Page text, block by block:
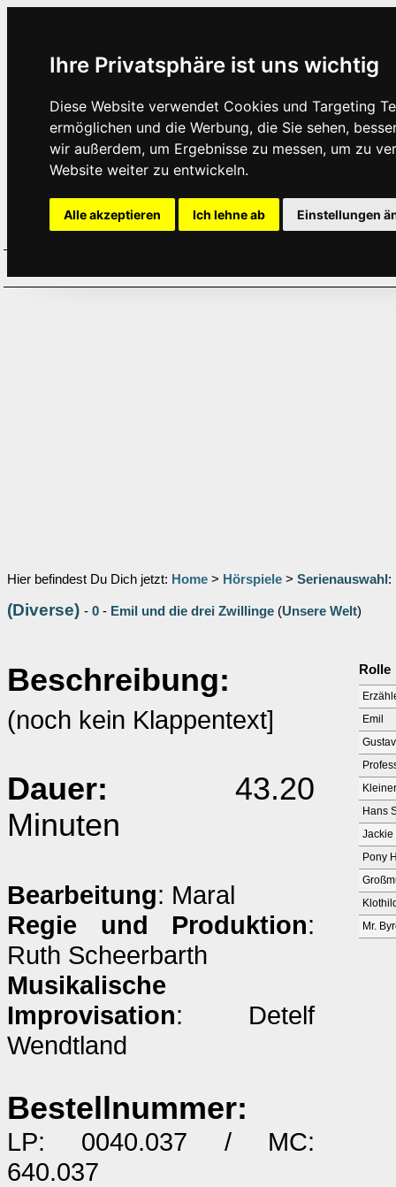
Ihre Privatsphäre ist uns wichtig
Diese Website verwendet Cookies und Targeting
ermöglichen und die Werbung, die Sie sehen,
wir außerdem, um Ergebnisse zu messen, um zu
Website weiter zu entwickeln.
Alle akzeptieren Ich lehne ab Einstellungen
Hier befindest Du Dich jetzt: Home > Hörspiele > Serienauswahl :
(Diverse) - 0 - Emil und die drei Zwillinge (Unsere Welt)
Beschreibung:
(noch kein Klappentext]
Dauer: 43.20
Minuten
Bearbeitung: Maral
Regie und Produktion:
Ruth Scheerbarth
Musikalische
Improvisation: Detelf
Wendtland
Bestellnummer:
LP: 0040.037 / MC:
640.037
Rolle
Emil
Gustav
Hans
Jackie
Pony
Mr.